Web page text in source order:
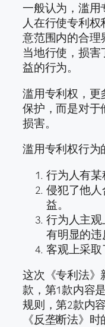
一般认为，滥用
人在行使专利
意范围内的合理
当地行使，损害
益的行为。
滥用专利权，更
保护，而是对于
损害。
滥用专利权行为
行为人有某
侵犯了他
益。
行为人主
有明显的违
客观上采取
这次《专利法》
款，第1款内容
规则，第2款内
《反垄断法》时